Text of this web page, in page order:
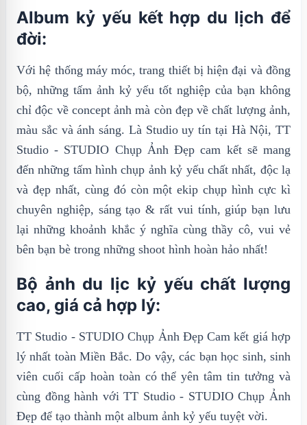
Album kỷ yếu kết hợp du lịch để
đời:
Với hệ thống máy móc, trang thiết bị hiện đại và đồng
bộ, những tấm ảnh kỷ yếu tốt nghiệp của bạn không
chỉ độc về concept ảnh mà còn đẹp về chất lượng ảnh,
màu sắc và ánh sáng. Là Studio uy tín tại Hà Nội, TT
Studio - STUDIO Chụp Ảnh Đẹp cam kết sẽ mang
đến những tấm hình chụp ảnh kỷ yếu chất nhất, độc lạ
và đẹp nhất, cùng đó còn một ekip chụp hình cực kì
chuyên nghiệp, sáng tạo & rất vui tính, giúp bạn lưu
lại những khoảnh khắc ý nghĩa cùng thầy cô, vui vẻ
bên bạn bè trong những shoot hình hoàn hảo nhất!
Bộ ảnh du lịc kỷ yếu chất lượng
cao, giá cả hợp lý:
TT Studio - STUDIO Chụp Ảnh Đẹp Cam kết giá hợp
lý nhất toàn Miền Bắc. Do vậy, các bạn học sinh, sinh
viên cuối cấp hoàn toàn có thể yên tâm tin tưởng và
cùng đồng hành với TT Studio - STUDIO Chụp Ảnh
Đẹp để tạo thành một album ảnh kỷ yếu tuyệt vời.